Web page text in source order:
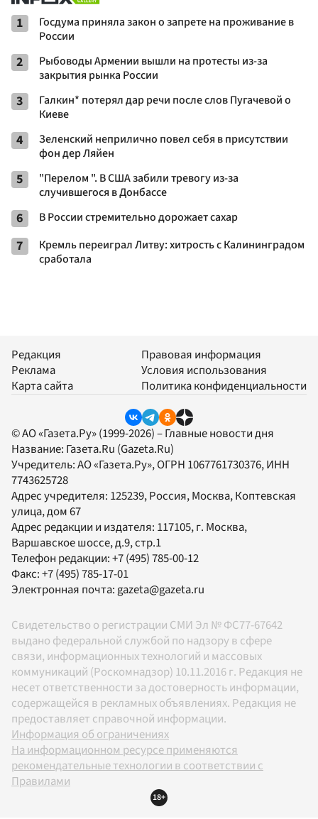
1
Госдума приняла закон о запрете на проживание в
России
2
Рыбоводы Армении вышли на протесты из-за
закрытия рынка России
3
Галкин* потерял дар речи после слов Пугачевой о
Киеве
4
Зеленский неприлично повел cебя в присутствии
фон дер Ляйен
5
"Перелом ". В США забили тревогу из-за
случившегося в Донбассе
6 В России стремительно дорожает сахар
7
Кремль переиграл Литву: хитрость с Калининградом
сработала
Редакция
Реклама
Карта сайта
Правовая информация
Условия использования
Политика конфиденциальности
© АО «Газета.Ру» (1999-2026) – Главные новости дня
Название: Газета.Ru (Gazeta.Ru)
Учредитель:АО «Газета.Ру», ОГРН 1067761730376, ИНН
7743625728
Адрес учредителя: 125239, Россия, Москва, Коптевская
улица, дом 67
Адрес редакции и издателя: 117105, г. Москва,
Варшавское шоссе, д.9, стр.1
Телефон редакции:+7 (495) 785-00-12
Факс:+7 (495) 785-17-01
Электронная почта: gazeta@gazeta.ru
Свидетельство о регистрации СМИ Эл № ФС77-67642
выдано федеральной службой по надзору в сфере
связи, информационных технологий и массовых
коммуникаций (Роскомнадзор) 10.11.2016 г. Редакция не
несет ответственности за достоверность информации,
содержащейся в рекламных объявлениях. Редакция не
предоставляет справочной информации.
Информация об ограничениях
На информационном ресурсе применяются
рекомендательные технологии в соответствии с
Правилами
18+